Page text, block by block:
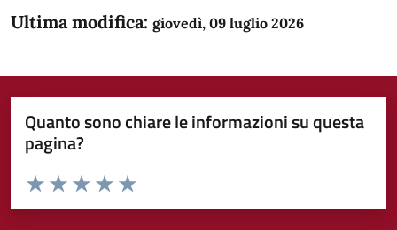
Ultima modifica: giovedì, 09 luglio 2026
Quanto sono chiare le informazioni su questa
pagina?
Domanda
Valuta da 1 a 5 stelle la pagina
Valuta 5 stelle su 5
Valuta 4 stelle su 5
Valuta 3 stelle su 5
Valuta 2 stelle su 5
Valuta 1 stelle su 5